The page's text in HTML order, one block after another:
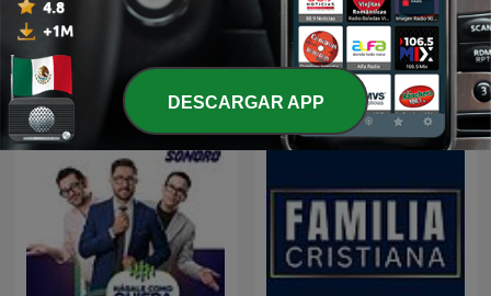
Bloomberg Daybreak
América Latina
Brujula De Mercados -
Economía, Geopolítica y
Mercados Financieros.
DESCARGAR APP